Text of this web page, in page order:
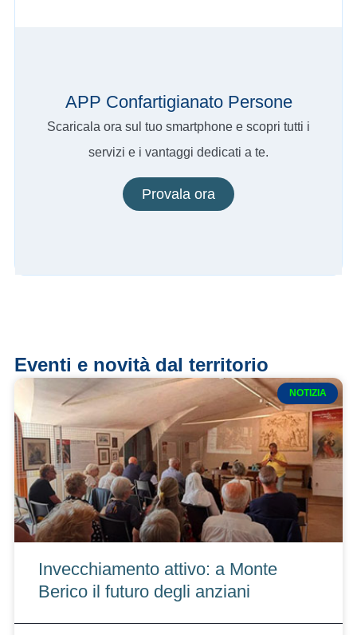
APP Confartigianato Persone
Scaricala ora sul tuo smartphone e scopri tutti i
servizi e i vantaggi dedicati a te.
Provala ora
Eventi e novità dal territorio
NOTIZIA
Invecchiamento attivo: a Monte
Berico il futuro degli anziani